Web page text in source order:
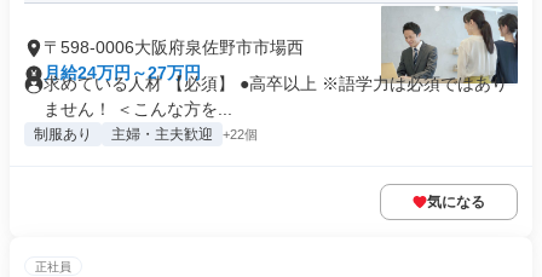
〒598-0006大阪府泉佐野市市場西
月給24万円～27万円
求めている人材 【必須】 ●高卒以上 ※語学力は必須ではあり
ません！ ＜こんな方を...
制服あり 主婦・主夫歓迎 +22個
気になる
正社員